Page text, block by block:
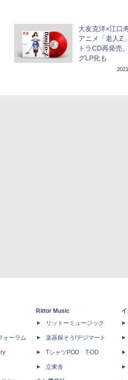
大友克洋×江口
アニメ「老人Z
トラCD再発売
グLP化も
ォーラム
Rittor Music
リットーミュージック
楽器探そう!デジマート
TシャツPOD T-OD
立東舎